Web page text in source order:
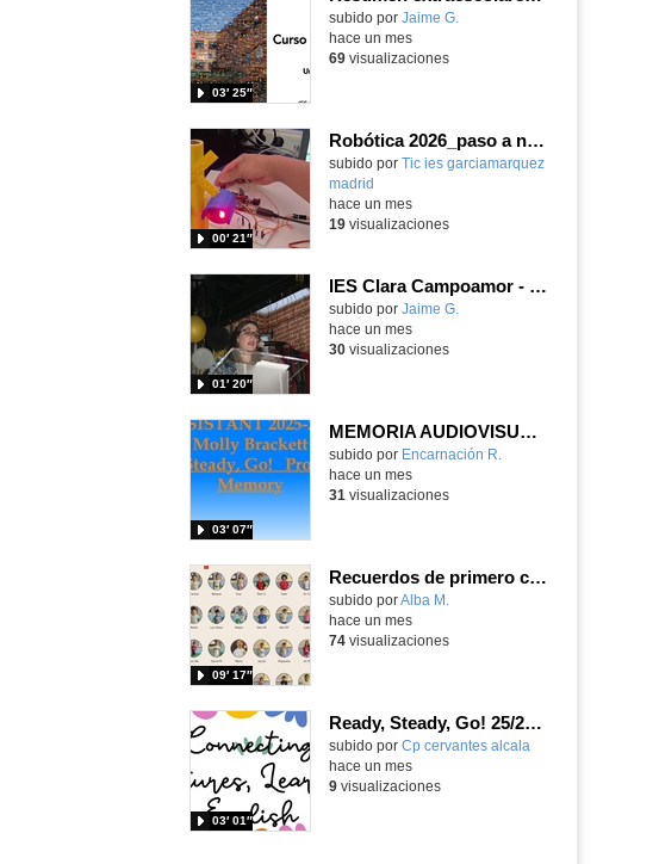
subido por Jaime G.
03′ 25″
hace un mes
69visualizaciones
Robótica 2026_paso a nivel
Contenido educativo.
subido por Tic ies garciamarquez
madrid
00′ 21″
hace un mes
19visualizaciones
IES Clara Campoamor - Graduación 2º Bachillerato 25-26
subido por Jaime G.
01′ 20″
hace un mes
30visualizaciones
MEMORIA AUDIOVISUAL PROYECTO READY, STEADY, GO CEIP LA LATINA
Contenido educativo.
subido por Encarnación R.
03′ 07″
hace un mes
31 visualizaciones
Recuerdos de primero curso 25/26
subido porAlba M.
09′ 17″
hace un mes
74visualizaciones
Ready, Steady, Go! 25/26: Connecting Cultures, Learning English
Contenido educativo.
subido por Cp cervantes alcala
03′ 01″
hace un mes
9visualizaciones